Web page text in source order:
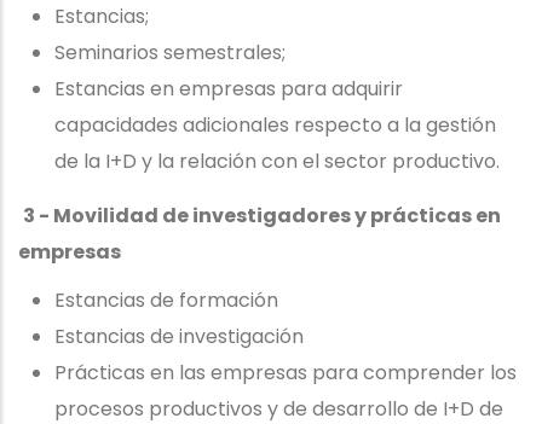
Estancias;
Seminarios semestrales;
Estancias en empresas para adquirir
capacidades adicionales respecto a la gestión
de la I+D y la relación con el sector productivo.
3 - Movilidad de investigadores y prácticas en
empresas
Estancias de formación
Estancias de investigación
Prácticas en las empresas para comprender los
procesos productivos y de desarrollo de I+D de